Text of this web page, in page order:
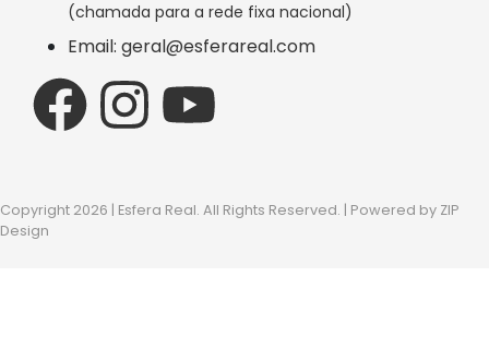
(chamada para a rede fixa nacional)
Email: geral@esferareal.com
Copyright 2026 | Esfera Real. All Rights Reserved. | Powered by ZIP
Design